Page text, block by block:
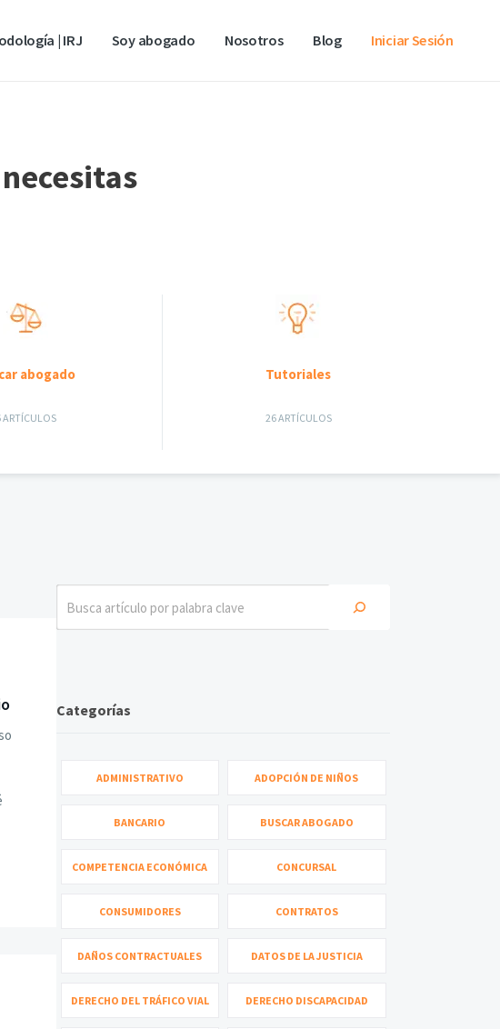
| IRJ Soy abogado Nosotros Blog Iniciar Sesión
abogado
ARTÍCULOS
Tutoriales
26 ARTÍCULOS
Categorías
ADMINISTRATIVO ADOPCIÓN DE NIÑOS
BANCARIO BUSCAR ABOGADO
COMPETENCIA ECONÓMICA CONCURSAL
CONSUMIDORES CONTRATOS
DAÑOS CONTRACTUALES DATOS DE LA JUSTICIA
DERECHO DEL TRÁFICO VIAL DERECHO DISCAPACIDAD